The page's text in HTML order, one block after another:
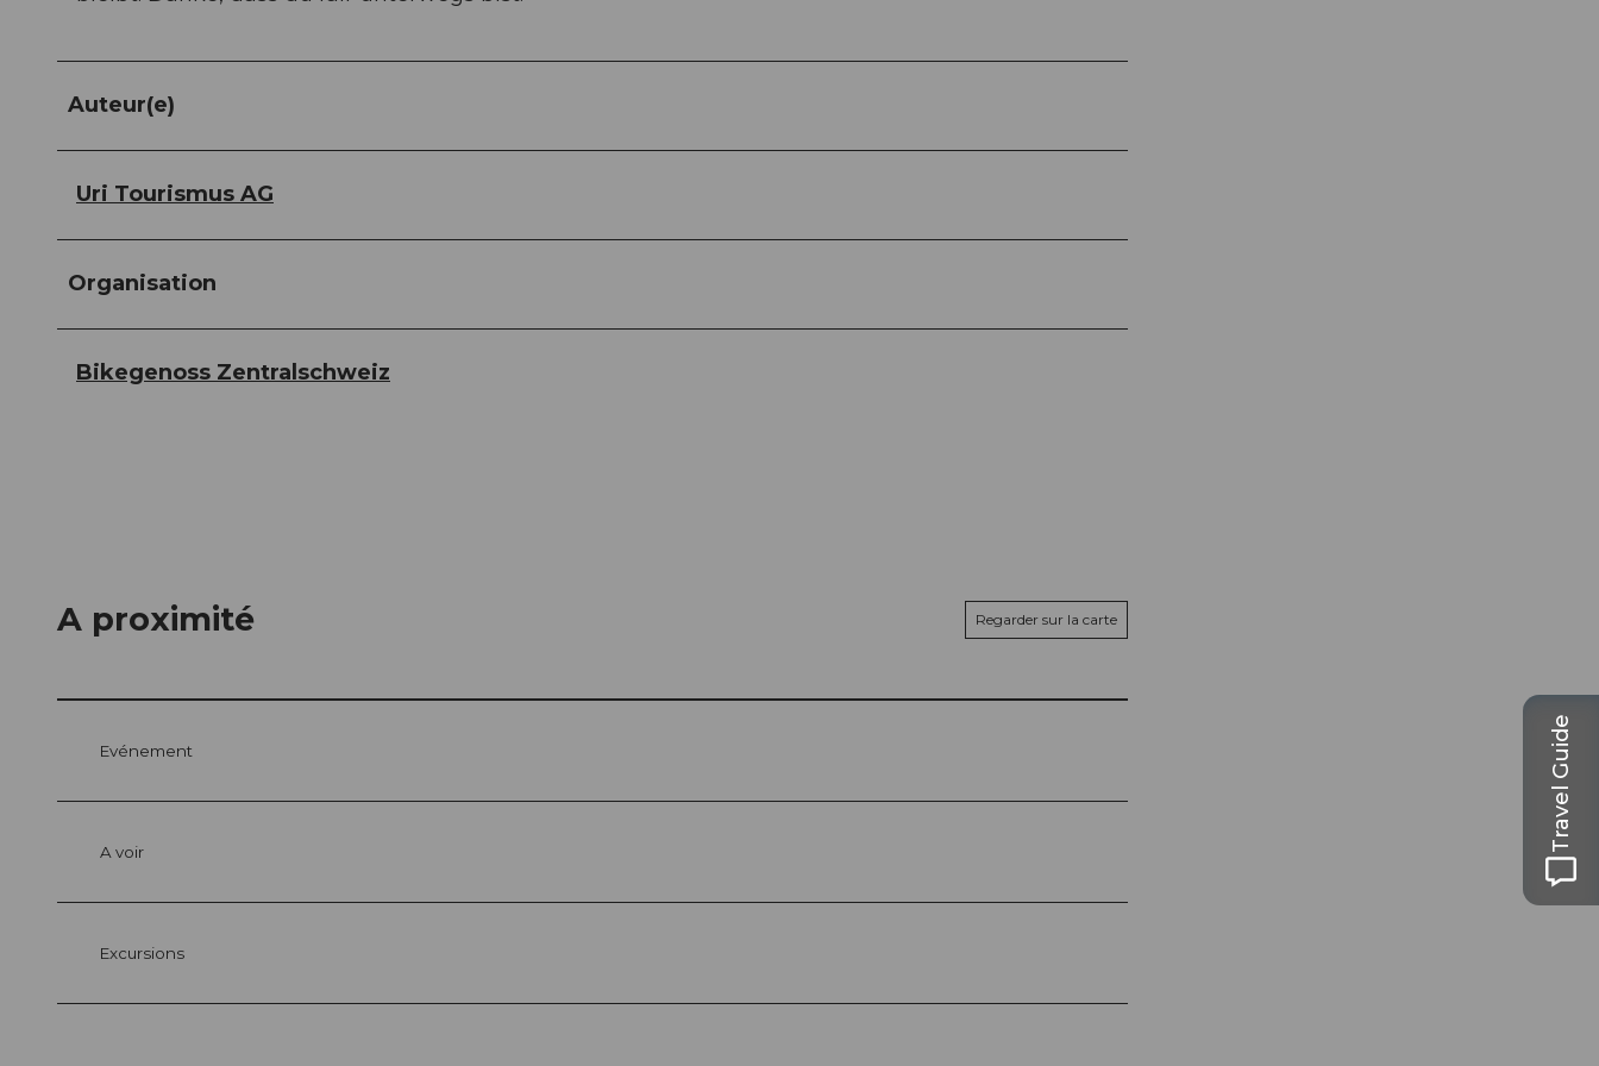
Auteur(e)
Uri Tourismus AG
Organisation
Bikegenoss Zentralschweiz
A proximité Regarder sur la carte
Evénement
A voir
Excursions
Travel Guide